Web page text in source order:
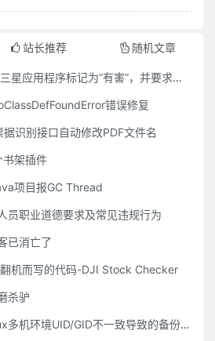
站长推荐 随机文章
用程序标记为“有害”，并要求用户删除它们
错误修复
识别接口自动修改PDF文件名
架插件
项目报GC Thread
员职业道德要求及常见违规行为
已消亡了
机而写的代码-DJI Stock Checker
杀驴
机环境UID/GID不一致导致的备份权限问题